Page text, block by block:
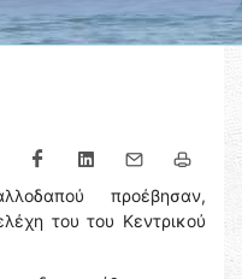
προέβησαν,
του του Κεντρικού